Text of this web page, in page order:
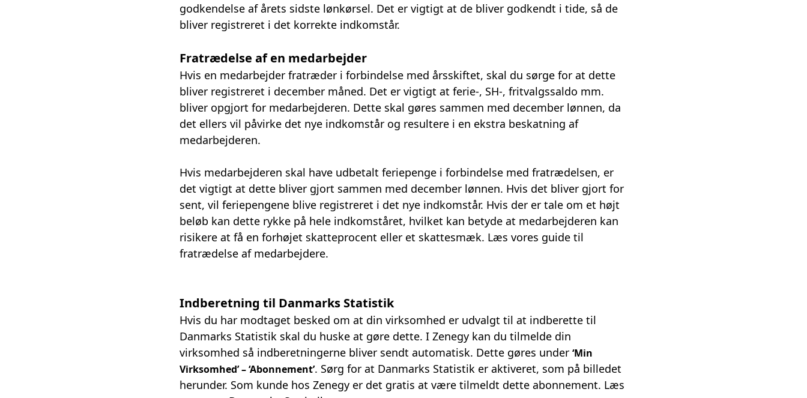
godkendelse af årets sidste lønkørsel. Det er vigtigt at de bliver godkendt i tide, så de
bliver registreret i det korrekte indkomstår.
Fratrædelse af en medarbejder
Hvis en medarbejder fratræder i forbindelse med årsskiftet, skal du sørge for at dette
bliver registreret i december måned. Det er vigtigt at ferie-, SH-, fritvalgssaldo mm.
bliver opgjort for medarbejderen. Dette skal gøres sammen med december lønnen, da
det ellers vil påvirke det nye indkomstår og resultere i en ekstra beskatning af
medarbejderen.
Hvis medarbejderen skal have udbetalt feriepenge i forbindelse med fratrædelsen, er
det vigtigt at dette bliver gjort sammen med december lønnen. Hvis det bliver gjort for
sent, vil feriepengene blive registreret i det nye indkomstår. Hvis der er tale om et højt
beløb kan dette rykke på hele indkomståret, hvilket kan betyde at medarbejderen kan
risikere at få en forhøjet skatteprocent eller et skattesmæk. Læs vores guide til
fratrædelse af medarbejdere.
Indberetning til Danmarks Statistik
Hvis du har modtaget besked om at din virksomhed er udvalgt til at indberette til
Danmarks Statistik skal du huske at gøre dette. I Zenegy kan du tilmelde din
virksomhed så indberetningerne bliver sendt automatisk. Dette gøres under ‘Min
Virksomhed’ – ‘Abonnement’. Sørg for at Danmarks Statistik er aktiveret, som på billedet
herunder. Som kunde hos Zenegy er det gratis at være tilmeldt dette abonnement. Læs